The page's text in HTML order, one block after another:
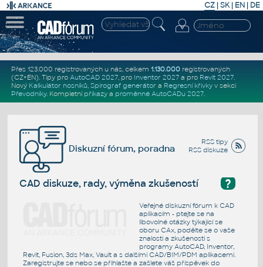
CZ | SK| EN | DE
Přes 123.000 registrovaných u nás, celkem 1.130.000registrovaných
(CZ+EN). Tipy pro AutoCAD 2027, pro Inventor 2027a pro Revit 2027.
Nový Kalkulátor nosníků, Spirograf generátor a Regresní křivkyv sekci
Převodníky. Kompletní příkazya proměnné AutoCADu 2027.
RSS tipy
RSS diskuze
Diskuzní fórum, poradna
?
CAD diskuze, rady, výměna zkušeností
Veřejné diskuzní fórum k CAD
aplikacím - ptejte se na
libovolné otázky týkající se
oboru CAx, podělte se o vaše
znalosti a zkušenosti s
programy AutoCAD, Inventor,
Revit, Fusion, 3ds Max, Vault a s dalšími CAD/BIM/PDM aplikacemi.
Zaregistrujte se nebo se přihlašte a zašlete váš příspěvek do